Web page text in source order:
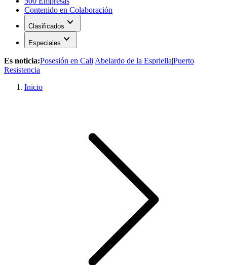
Contenido en Colaboración
Clasificados expand_more
Especiales expand_more
Es noticia:Posesión en Cali|Abelardo de la Espriella|Puerto
Resistencia
Inicio